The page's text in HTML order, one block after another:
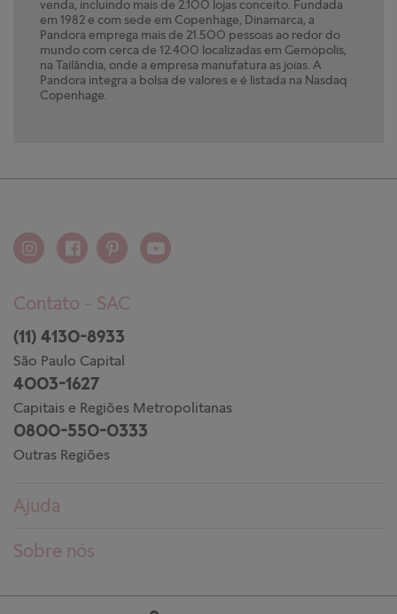
venda, incluindo mais de 2.100 lojas conceito. Fundada
em 1982 e com sede em Copenhage, Dinamarca, a
Pandora emprega mais de 21.500 pessoas ao redor do
mundo com cerca de 12.400 localizadas em Gemópolis,
na Tailândia, onde a empresa manufatura as joias. A
Pandora integra a bolsa de valores e é listada na Nasdaq
Copenhage.
Ajuda
Entregas
Sobre nós
Contato - SAC
(11) 4130-8933
São Paulo Capital
4003-1627
Capitais e Regiões Metropolitanas
0800-550-0333
Outras Regiões